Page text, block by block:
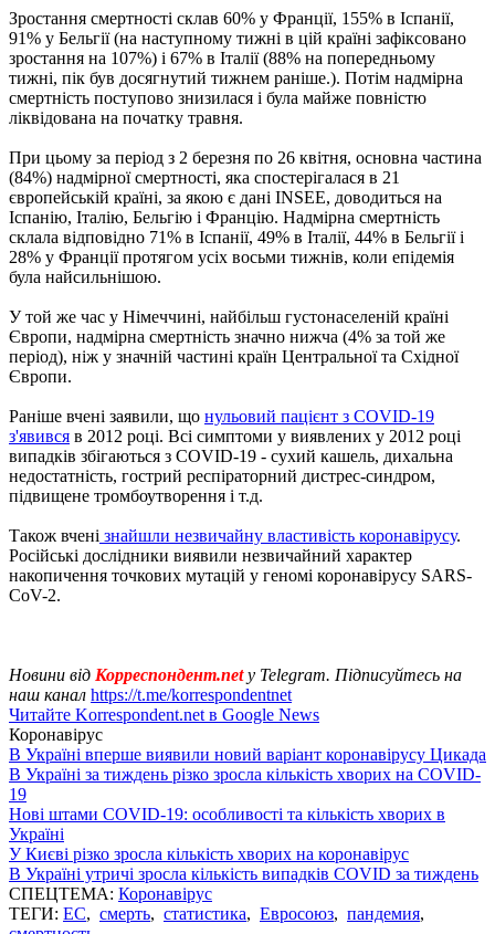
Зростання смертності склав 60% у Франції, 155% в Іспанії,
91% у Бельгії (на наступному тижні в цій країні зафіксовано
зростання на 107%) і 67% в Італії (88% на попередньому
тижні, пік був досягнутий тижнем раніше.). Потім надмірна
смертність поступово знизилася і була майже повністю
ліквідована на початку травня.
При цьому за період з 2 березня по 26 квітня, основна частина
(84%) надмірної смертності, яка спостерігалася в 21
європейській країні, за якою є дані INSEE, доводиться на
Іспанію, Італію, Бельгію і Францію. Надмірна смертність
склала відповідно 71% в Іспанії, 49% в Італії, 44% в Бельгії і
28% у Франції протягом усіх восьми тижнів, коли епідемія
була найсильнішою.
У той же час у Німеччині, найбільш густонаселеній країні
Європи, надмірна смертність значно нижча (4% за той же
період), ніж у значній частині країн Центральної та Східної
Європи.
Раніше вчені заявили, що нульовий пацієнт з COVID-19
з'явився в 2012 році. Всі симптоми у виявлених у 2012 році
випадків збігаються з COVID-19 - сухий кашель, дихальна
недостатність, гострий респіраторний дистрес-синдром,
підвищене тромбоутворення і т.д.
Також вчені знайшли незвичайну властивість коронавірусу.
Російські дослідники виявили незвичайний характер
накопичення точкових мутацій у геномі коронавірусу SARS-
CoV-2.
Новини від Корреспондент.net у Telegram. Підписуйтесь на
наш канал https://t.me/korrespondentnet
Читайте Korrespondent.net в Google News
Коронавірус
В Україні вперше виявили новий варіант коронавірусу Цикада
В Україні за тиждень різко зросла кількість хворих на COVID-
19
Нові штами COVID-19: особливості та кількість хворих в
Україні
У Києві різко зросла кількість хворих на коронавірус
В Україні утричі зросла кількість випадків COVID за тиждень
СПЕЦТЕМА: Коронавірус
ТЕГИ: ЕС, смерть, статистика, Евросоюз, пандемия,